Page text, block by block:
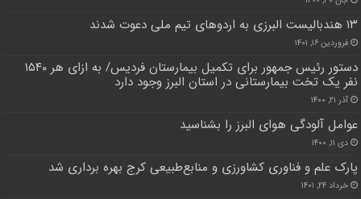
۱۳ هندبالیست البرزی به اردوهای تیم ملی دعوت شدند
فروردین ۱۶, ۱۴۰۱
دستور رئیس جمهور برای تکمیل بیمارستان فردیس/ به ازای هر ۱۵۴۰
نفر یک تخت بیمارستانی در استان البرز وجود دارد
آذر ۲۱, ۱۴۰۰
عوامل آلودگی هوای البرز را بشناسید
دی ۱۱, ۱۴۰۰
پارک علم و فناوری کشاورزی و منابع‌طبیعی کرج بهره برداری شد
خرداد ۲۴, ۱۴۰۱